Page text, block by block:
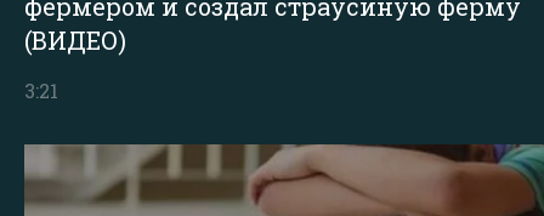
фермером и создал страусиную ферму
(ВИДЕО)
3:21